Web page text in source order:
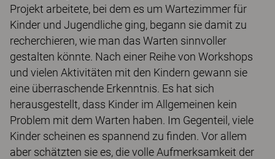
Projekt arbeitete, bei dem es um Wartezimmer für
Kinder und Jugendliche ging, begann sie damit zu
recherchieren, wie man das Warten sinnvoller
gestalten könnte. Nach einer Reihe von Workshops
und vielen Aktivitäten mit den Kindern gewann sie
eine überraschende Erkenntnis. Es hat sich
herausgestellt, dass Kinder im Allgemeinen kein
Problem mit dem Warten haben. Im Gegenteil, viele
Kinder scheinen es spannend zu finden. Vor allem
aber schätzten sie es, die volle Aufmerksamkeit der